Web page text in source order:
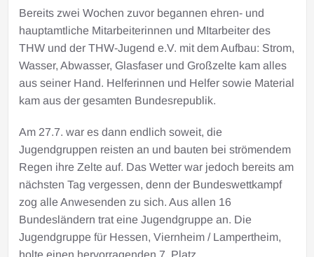
Bereits zwei Wochen zuvor begannen ehren- und
hauptamtliche Mitarbeiterinnen und MItarbeiter des
THW und der THW-Jugend e.V. mit dem Aufbau: Strom,
Wasser, Abwasser, Glasfaser und Großzelte kam alles
aus seiner Hand. Helferinnen und Helfer sowie Material
kam aus der gesamten Bundesrepublik.
Am 27.7. war es dann endlich soweit, die
Jugendgruppen reisten an und bauten bei strömendem
Regen ihre Zelte auf. Das Wetter war jedoch bereits am
nächsten Tag vergessen, denn der Bundeswettkampf
zog alle Anwesenden zu sich. Aus allen 16
Bundesländern trat eine Jugendgruppe an. Die
Jugendgruppe für Hessen, Viernheim / Lampertheim,
holte einen hervorragenden 7. Platz.